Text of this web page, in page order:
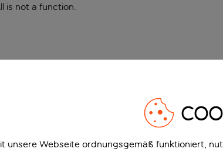
is not a function.
unsere Webseite ordnungsgemäß funktioniert,